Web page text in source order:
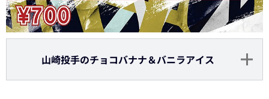
山崎投手のチョコバナナ＆バニラアイス